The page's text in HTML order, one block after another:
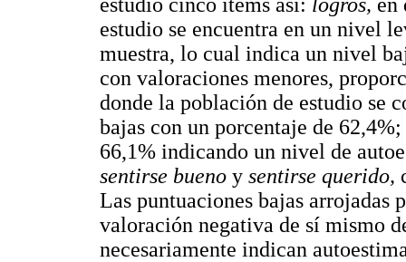
estudio se encuentra en un nivel
muestra, lo cual indica un nivel
con valoraciones menores,
donde la población de estudio se
bajas con un porcentaje de 62,4%;
66,1% indicando un nivel de
sentirse bueno y sentirse querido,
Las puntuaciones bajas arrojadas
valoración negativa de sí mismo
necesariamente indican